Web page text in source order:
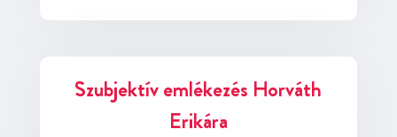
Szubjektív emlékezés Horváth
Erikára